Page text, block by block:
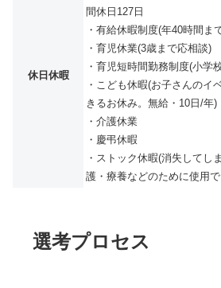
休日休暇
間休日127日
・有給休暇制度(年40時間ま
・育児休業(3歳まで応相談)
・育児短時間勤務制度(小学
・こども休暇(お子さんのイ
きるお休み。無給・10日/年)
・介護休業
・慶弔休暇
・ストック休暇(消失してし
護・療養などのために使用
選考プロセス